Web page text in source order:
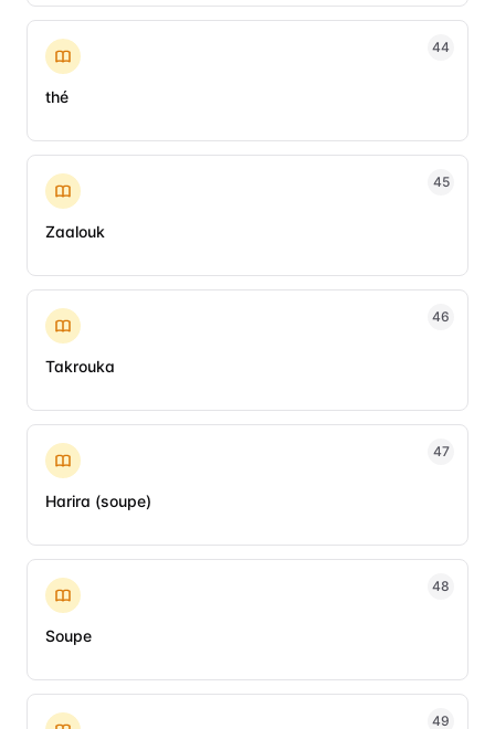
44
thé
45
Zaalouk
46
Takrouka
47
Harira (soupe)
48
Soupe
49